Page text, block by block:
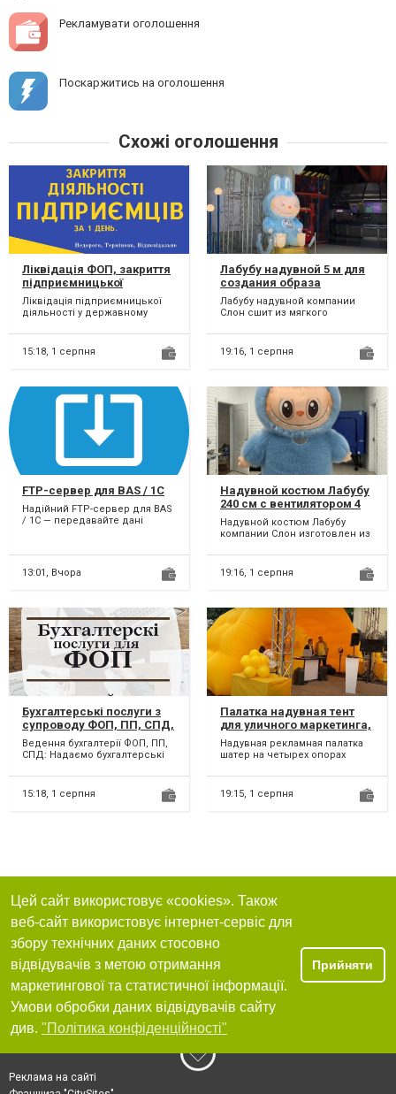
Рекламувати оголошення
Поскаржитись на оголошення
Схожі оголошення
Ліквідація ФОП, закриття
підприємницької
діяльності ТЕРМІНОВО.
Ліквідація підприємницької
діяльності у державному
за 1 день; Здача лік...
15:18, 1 серпня
Лабубу надувной 5 м для
создания образа
компании увеличения
продаж
Лабубу надувной компании
Слон сшит из мягкого
предназначен для
использования в...
19:16, 1 серпня
FTP-сервер для BAS / 1C
Надійний FTP-сервер для BAS
/ 1C — передавайте дані
13:01, Вчора
Надувной костюм Лабубу
240 см с вентилятором 4
часа работы на одном
заряде
Надувной костюм Лабубу
компании Слон изготовлен из
искусственного меха....
19:16, 1 серпня
Бухгалтерські послуги з
супроводу ФОП, ПП, СПД,
підприємців. Онлайн.
Ведення бухгалтерії ФОП, ПП,
СПД: Надаємо бухгалтерські
здавання звітів для при...
15:18, 1 серпня
Палатка надувная тент
для уличного маркетинга,
рекламы возведение 5-15
мин
Надувная рекламная палатка
шатер на четырех опорах
мобильную надувную
студию...
19:15, 1 серпня
Цей сайт використовує «cookies». Також
веб-сайт використовує інтернет-сервіс для
збору технічних даних стосовно
відвідувачів з метою отримання
маркетингової та статистичної інформації.
Умови обробки даних відвідувачів сайту
див. "Політика конфіденційності"
Прийняти
Реклама на сайті